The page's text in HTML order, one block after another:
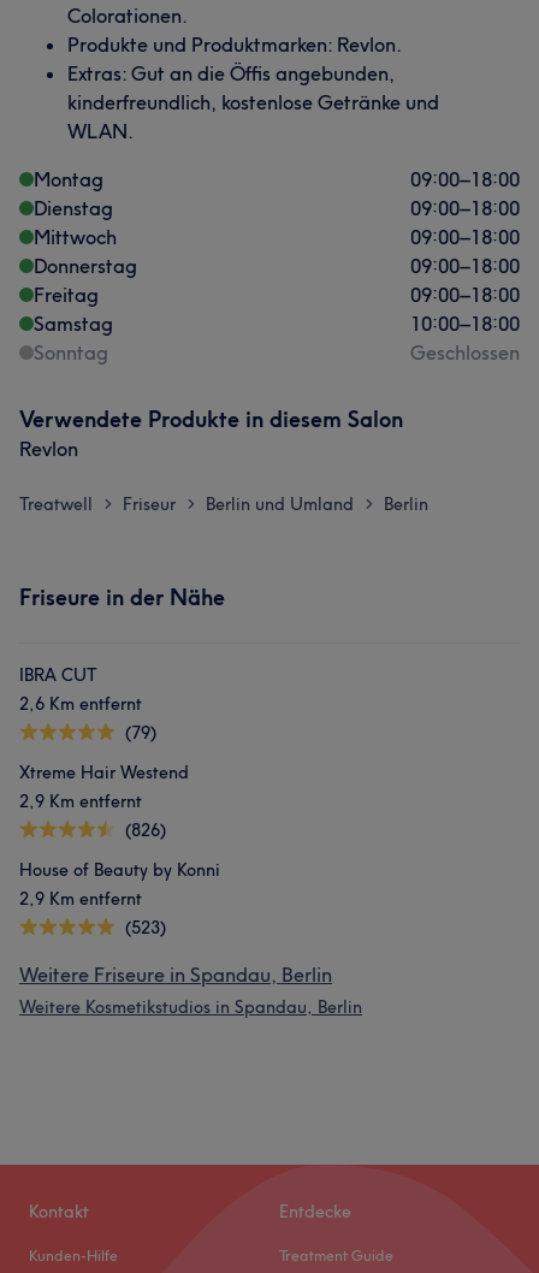
Colorationen.
Produkte und Produktmarken: Revlon.
Extras: Gut an die Öffis angebunden,
kinderfreundlich, kostenlose Getränke und
WLAN.
Montag
09:00–18:00
Dienstag
09:00–18:00
Mittwoch
09:00–18:00
Donnerstag
09:00–18:00
Freitag
09:00–18:00
Samstag
10:00–18:00
Sonntag
Geschlossen
Verwendete Produkte in diesem Salon
Revlon
Treatwell > Friseur > Berlin und Umland > Berlin
Friseure in der Nähe
IBRA CUT
2,6 Km entfernt
(79)
Xtreme Hair Westend
2,9 Km entfernt
(826)
House of Beauty by Konni
2,9 Km entfernt
(523)
Weitere Friseure in Spandau, Berlin
Weitere Kosmetikstudios in Spandau, Berlin
Kontakt
Kunden-Hilfe
Entdecke
Treatment Guide